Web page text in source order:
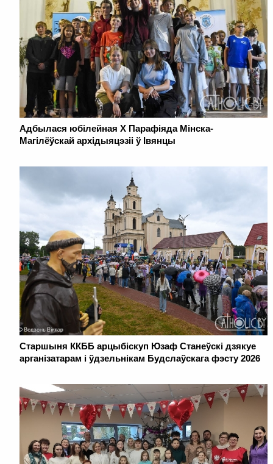
Адбылася юбілейная Х Парафіяда Мінска-
Магілёўскай архідыяцэзіі ў Івянцы
Старшыня ККББ арцыбіскуп Юзаф Станеўскі дзякуе
арганізатарам і ўдзельнікам Будслаўскага фэсту 2026